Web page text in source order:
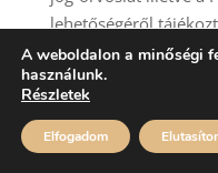
lehetőségéről
Társaságunk a
zárolásról,
mindazokat értesíti,
adatkezelés céljára
A weboldalon a minőségi
használunk.
Részletek
Elfogadom